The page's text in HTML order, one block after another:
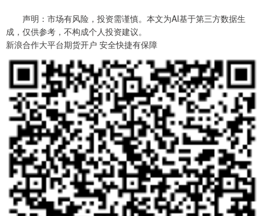
声明：市场有风险，投资需谨慎。本文为AI基于第三方数据生
成，仅供参考，不构成个人投资建议。
新浪合作大平台期货开户 安全快捷有保障